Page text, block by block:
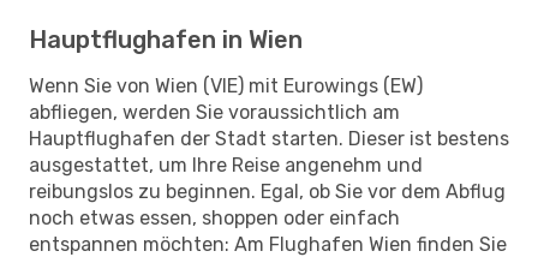
Hauptflughafen in Wien
Wenn Sie von Wien (VIE) mit Eurowings (EW)
abfliegen, werden Sie voraussichtlich am
Hauptflughafen der Stadt starten. Dieser ist bestens
ausgestattet, um Ihre Reise angenehm und
reibungslos zu beginnen. Egal, ob Sie vor dem Abflug
noch etwas essen, shoppen oder einfach
entspannen möchten: Am Flughafen Wien finden Sie